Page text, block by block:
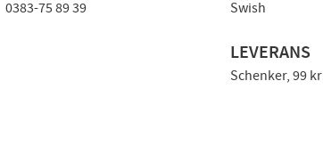
0383-75 89 39
Swish
LEVERANS
Schenker, 99 kr